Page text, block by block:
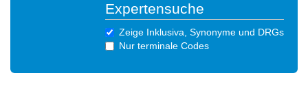
Expertensuche
Zeige Inklusiva, Synonyme und DRGs
Nur terminale Codes